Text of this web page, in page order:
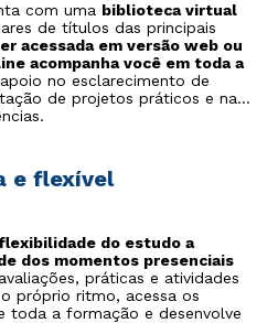
com uma biblioteca virtual
de títulos das principais
acessada em versão web ou
acompanha você em toda a
no esclarecimento de
de projetos práticos e na
e flexível
do estudo a
dos momentos presenciais
práticas e atividades
próprio ritmo, acessa os
toda a formação e desenvolve